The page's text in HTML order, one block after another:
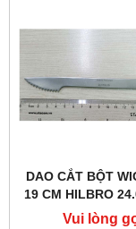
DAO CẮT BỘT
19 CM HILBRO
Vui lòng